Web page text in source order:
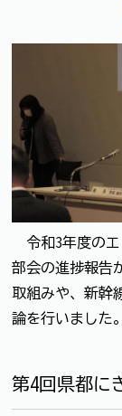
令和3年度のエ
部会の進捗報告
取組みや、新幹
論を行いました。
第4回県都に